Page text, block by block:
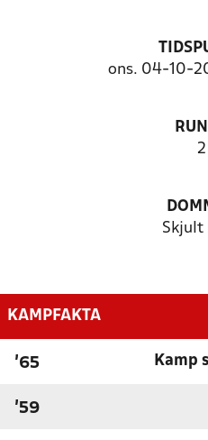
ons. 04-10-
2
Skjult
KAMPFAKTA
'65 Kamp
'59